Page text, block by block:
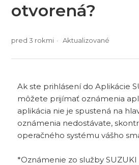
otvorená?
pred 3 rokmi Aktualizované
Ak ste prihlásení do Aplikácie
môžete prijímať oznámenia
aplikácia nie je spustená na
oznámenia nedostávate,
operačného systému vášho
*Oznámenie zo služby SUZUKI